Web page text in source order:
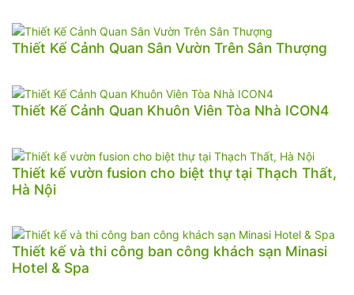
Thiết Kế Cảnh Quan Sân Vườn Trên Sân Thượng
Thiết Kế Cảnh Quan Khuôn Viên Tòa Nhà ICON4
Thiết kế vườn fusion cho biệt thự tại Thạch Thất,
Hà Nội
Thiết kế và thi công ban công khách sạn Minasi
Hotel & Spa